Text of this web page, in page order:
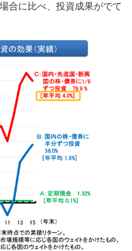
合に比べ、投資成果がでて